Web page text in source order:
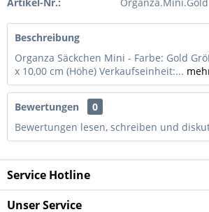
Beschreibung
Organza Säckchen Mini - Farbe: Gold
x 10,00 cm (Höhe) Verkaufseinheit:...
Bewertungen
0
Bewertungen lesen, schreiben und
Service Hotline
Unser Service